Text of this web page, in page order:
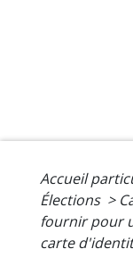
Accueil
Élections >
fournir pour
carte